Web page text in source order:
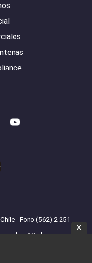
- Fono (562) 2 251
13.cl
X